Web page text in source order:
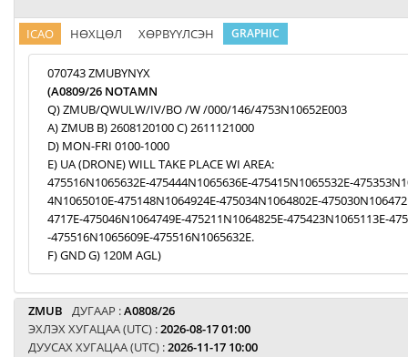
ICAO НӨХЦӨЛ ХӨРВҮҮЛСЭН GRAPHIC
070743 ZMUBYNYX
(A0809/26 NOTAMN
Q) ZMUB/QWULW/IV/BO /W /000/146/4753N10652E003
A) ZMUB B) 2608120100 C) 2611121000
D) MON-FRI 0100-1000
E) UA (DRONE) WILL TAKE PLACE WI AREA:
475516N1065632E-475444N1065636E-475415N1065532E-
4N1065010E-475148N1064924E-475034N1064802E-
4717E-475046N1064749E-475211N1064825E-475423N1065113E-
-475516N1065609E-475516N1065632E.
F) GND G) 120M AGL)
ZMUB ДУГААР :A0808/26
ЭХЛЭХ ХУГАЦАА (UTC) :2026-08-17 01:00
ДУУСАХ ХУГАЦАА (UTC) :2026-11-17 10:00